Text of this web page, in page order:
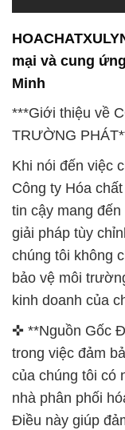
mại và cung
Minh
***Giới thiệu về
TRƯỜNG
Khi nói đến việc
Công ty Hóa
tin cậy mang
giải pháp tùy
chúng tôi không
bảo vệ môi
kinh doanh của
✜ **Nguồn Gốc
trong việc đảm
của chúng tôi có
nhà phân phối
Điều này giúp